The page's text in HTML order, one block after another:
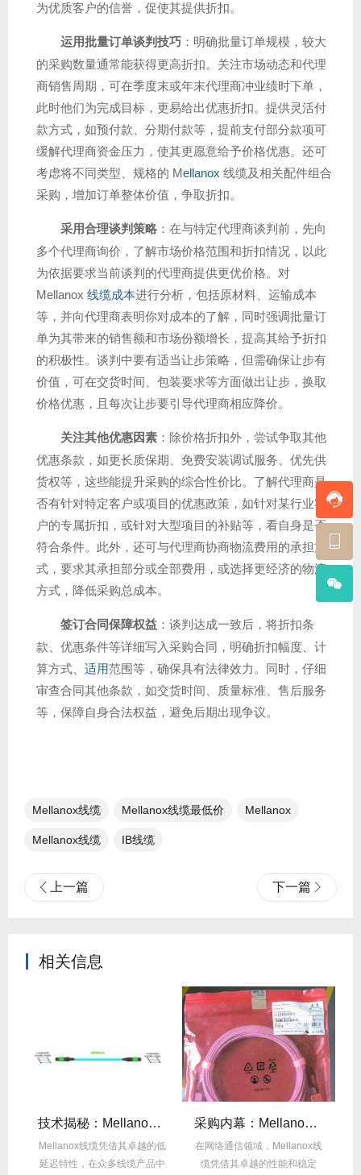
为优质客户的信誉，促使其提供折扣。
运用批量订单谈判技巧 ：明确批量订单规模，较大
的采购数量通常能获得更高折扣。关注市场动态和代理
商销售周期，可在季度末或年末代理商冲业绩时下单，
此时他们为完成目标，更易给出优惠折扣。提供灵活付
款方式，如预付款、分期付款等，提前支付部分款项可
缓解代理商资金压力，使其更愿意给予价格优惠。还可
考虑将不同类型、规格的 Mellanox 线缆及相关配件组合
采购，增加订单整体价值，争取折扣。
采用合理谈判策略 ：在与特定代理商谈判前，先向
多个代理商询价，了解市场价格范围和折扣情况，以此
为依据要求当前谈判的代理商提供更优价格。对
Mellanox 线缆成本进行分析，包括原材料、运输成本
等，并向代理商表明你对成本的了解，同时强调批量订
单为其带来的销售额和市场份额增长，提高其给予折扣
的积极性。谈判中要有适当让步策略，但需确保让步有
价值，可在交货时间、包装要求等方面做出让步，换取
价格优惠，且每次让步要引导代理商相应降价。
关注其他优惠因素 ：除价格折扣外，尝试争取其他
优惠条款，如更长质保期、免费安装调试服务、优先供
货权等，这些能提升采购的综合性价比。了解代理商是
否有针对特定客户或项目的优惠政策，如针对某行业客
户的专属折扣，或针对大型项目的补贴等，看自身是否
符合条件。此外，还可与代理商协商物流费用的承担方
式，要求其承担部分或全部费用，或选择更经济的物流
方式，降低采购总成本。
签订合同保障权益 ：谈判达成一致后，将折扣条
款、优惠条件等详细写入采购合同，明确折扣幅度、计
算方式、 适用范围等，确保具有法律效力。同时，仔细
审查合同其他条款，如交货时间、质量标准、售后服务
等，保障自身合法权益，避免后期出现争议。
Mellanox线缆 Mellanox线缆最低价 Mellanox
Mellanox线缆​ IB线缆​
上一篇 下一篇
相关信息
技术揭秘：Mellanox线缆低延迟背后的“信号优化”黑科技！
Mellanox线缆凭借其卓越的低
延迟特性，在众多线缆产品中
采购内幕：Mellanox线缆验真3步走，假货休想蒙混过关！
在网络通信领域，Mellanox线
缆凭借其卓越的性能和稳定